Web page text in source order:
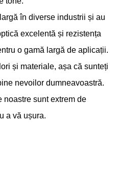
în diverse industrii și au
excelentă și rezistența
o gamă largă de aplicații.
și materiale, așa că sunteți
nevoilor dumneavoastră.
noastre sunt extrem de
a vă ușura.